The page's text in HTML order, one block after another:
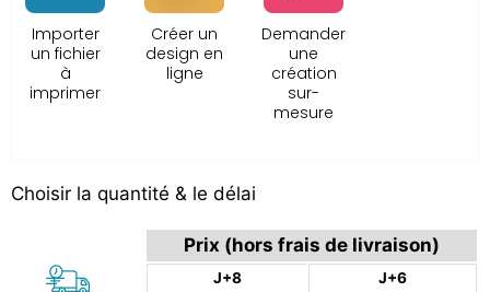
Importer
un fichier
à
imprimer
Créer un
design en
ligne
Demander
une
création
sur-
mesure
Choisir la quantité & le délai
Prix (hors frais de livraison)
J+8 J+6